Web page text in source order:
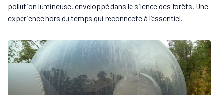
pollution lumineuse, enveloppé dans le silence des forêts. Une
expérience hors du temps qui reconnecte à l’essentiel.